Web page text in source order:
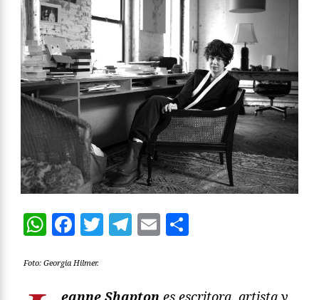
WhatsApp
Facebook
Twitter
Telegram
Email
Foto: Georgia Hilmer.
eanne Shapton es escritora, artista y